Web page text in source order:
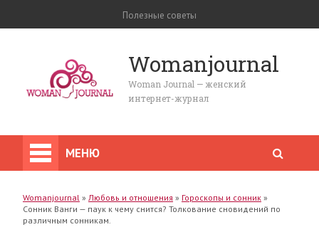
Полезные советы
Womanjournal
Woman Journal — женский
интернет-журнал
МЕНЮ
Womanjournal » Любовь и отношения » Гороскопы и сонник »
Сонник Ванги — паук к чему снится? Толкование сновидений по
различным сонникам.